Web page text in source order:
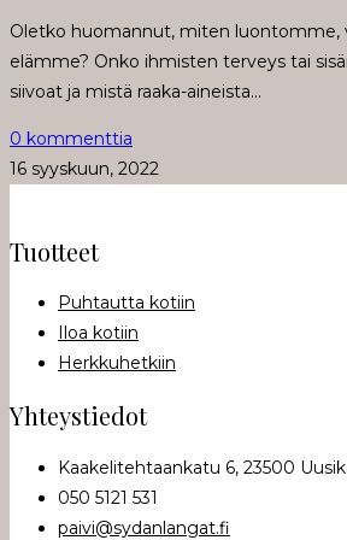
Oletko huomannut, miten luontomme,
elämme? Onko ihmisten terveys tai
siivoat ja mistä raaka-aineista…
0 kommenttia
16 syyskuun, 2022
Tuotteet
Puhtautta kotiin
Iloa kotiin
Herkkuhetkiin
Yhteystiedot
Kaakelitehtaankatu 6, 23500
050 5121 531
paivi@sydanlangat.fi